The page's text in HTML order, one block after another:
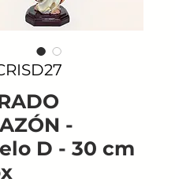
-
D - 30 cm